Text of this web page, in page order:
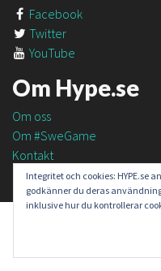
Facebook
Twitter
YouTube
Om Hype.se
Om oss
Om #SweGame
Kontakt
Integritet och cookies: HYPE.se
godkänner du deras
inklusive hur du kontrollerar